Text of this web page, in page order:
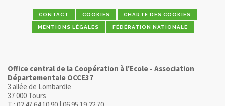
CONTACT COOKIES CHARTE DES COOKIES
MENTIONS LÉGALES FÉDÉRATION NATIONALE
Office central de la Coopération à l'Ecole - Association
Départementale OCCE37
3 allée de Lombardie
37 000 Tours